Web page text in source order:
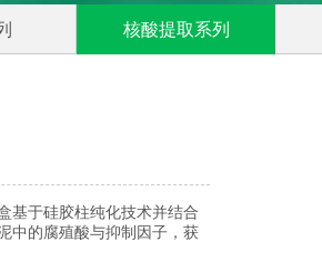
核酸提取系列
基于硅胶柱纯化技术并结合
中的腐殖酸与抑制因子，获